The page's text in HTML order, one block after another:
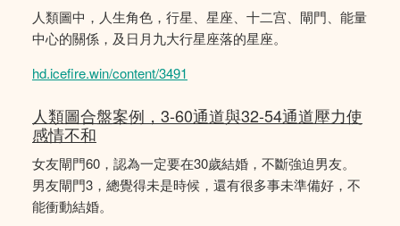
人類圖中，人生角色，行星、星座、十二宫、閘門、能量
中心的關係，及日月九大行星座落的星座。
hd.icefire.win/content/3491
人類圖合盤案例，3-60通道與32-54通道壓力使
感情不和
女友閘門60，認為一定要在30歲結婚，不斷強迫男友。
男友閘門3，總覺得未是時候，還有很多事未準備好，不
能衝動結婚。